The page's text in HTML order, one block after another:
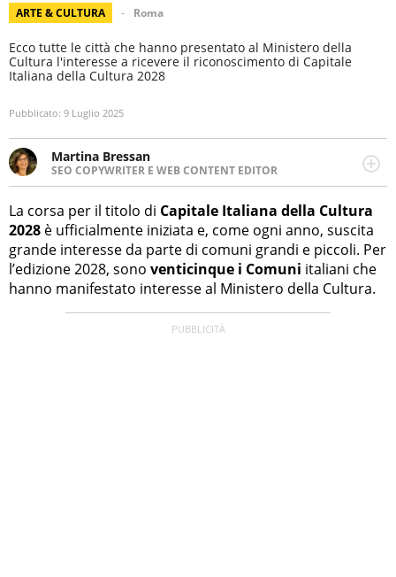
ARTE & CULTURA Roma
Ecco tutte le città che hanno presentato al Ministero della
Cultura l'interesse a ricevere il riconoscimento di Capitale
Italiana della Cultura 2028
Pubblicato: 9 Luglio 2025
Martina Bressan
SEO COPYWRITER E WEB CONTENT EDITOR
Appassionata di viaggi, di trail running e di yoga, ama
scoprire nuovi posti e nuove culture. Curiosa,
determinata e intraprendente adora leggere ma
soprattutto scrivere.
La corsa per il titolo di Capitale Italiana della Cultura
2028 è ufficialmente iniziata e, come ogni anno, suscita
grande interesse da parte di comuni grandi e piccoli. Per
l’edizione 2028, sono venticinque i Comuni italiani che
hanno manifestato interesse al Ministero della Cultura.